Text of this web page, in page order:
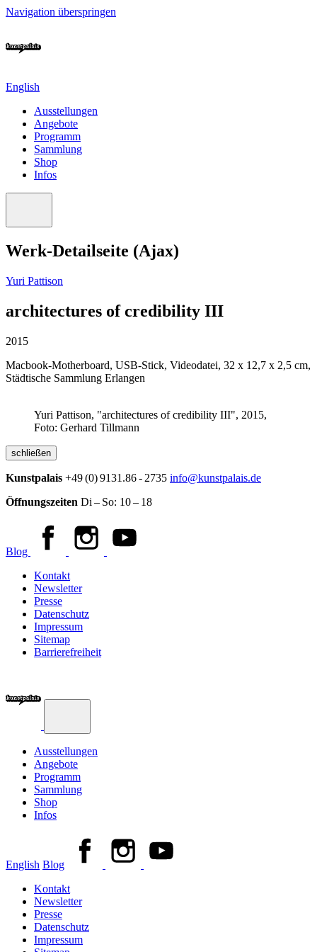
Navigation überspringen
English
Ausstellungen
Angebote
Programm
Sammlung
Shop
Infos
Werk-Detailseite (Ajax)
Yuri Pattison
architectures of credibility III
2015
Macbook-Motherboard, USB-Stick, Videodatei, 32 x 12,7 x 2,5 cm,
Städtische Sammlung Erlangen
Yuri Pattison, "architectures of credibility III", 2015,
Foto: Gerhard Tillmann
schließen
Kunstpalais +49 (0) 9131.86 - 2735 info@kunstpalais.de
Öffnungszeiten Di – So: 10 – 18
Blog
Kontakt
Newsletter
Presse
Datenschutz
Impressum
Sitemap
Barrierefreiheit
Ausstellungen
Angebote
Programm
Sammlung
Shop
Infos
English Blog
Kontakt
Newsletter
Presse
Datenschutz
Impressum